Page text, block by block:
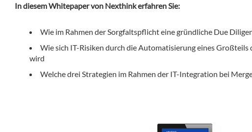
In diesem Whitepaper von Nexthink erfahren Sie:
Wie im Rahmen der Sorgfaltspflicht eine gründliche Due
Wie sich IT-Risiken durch die Automatisierung eines
wird
Welche drei Strategien im Rahmen der IT-Integration bei